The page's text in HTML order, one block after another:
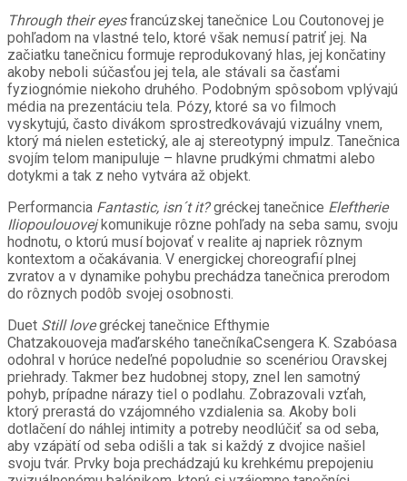
Through their eyesfrancúzskej tanečnice Lou Coutonovej je
pohľadom na vlastné telo, ktoré však nemusí patriť jej. Na
začiatku tanečnicu formuje reprodukovaný hlas, jej končatiny
akoby neboli súčasťou jej tela, ale stávali sa časťami
fyziognómie niekoho druhého. Podobným spôsobom vplývajú
média na prezentáciu tela. Pózy, ktoré sa vo filmoch
vyskytujú, často divákom sprostredkovávajú vizuálny vnem,
ktorý má nielen estetický, ale aj stereotypný impulz. Tanečnica
svojím telom manipuluje – hlavne prudkými chmatmi alebo
dotykmi a tak z neho vytvára až objekt.
Performancia Fantastic, isn´t it?gréckej tanečnice Eleftherie
Iliopoulouovej komunikuje rôzne pohľady na seba samu, svoju
hodnotu, o ktorú musí bojovať v realite aj napriek rôznym
kontextom a očakávania. V energickej choreografií plnej
zvratov a v dynamike pohybu prechádza tanečnica prerodom
do rôznych podôb svojej osobnosti.
Duet Still lovegréckej tanečnice Efthymie
Chatzakouoveja maďarského tanečníkaCsengera K. Szabóasa
odohral v horúce nedeľné popoludnie so scenériou Oravskej
priehrady. Takmer bez hudobnej stopy, znel len samotný
pohyb, prípadne nárazy tiel o podlahu. Zobrazovali vzťah,
ktorý prerastá do vzájomného vzdialenia sa. Akoby boli
dotlačení do náhlej intimity a potreby neodlúčiť sa od seba,
aby vzápätí od seba odišli a tak si každý z dvojice našiel
svoju tvár. Prvky boja prechádzajú ku krehkému prepojeniu